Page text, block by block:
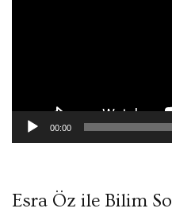
00:00
Esra Öz ile Bilim